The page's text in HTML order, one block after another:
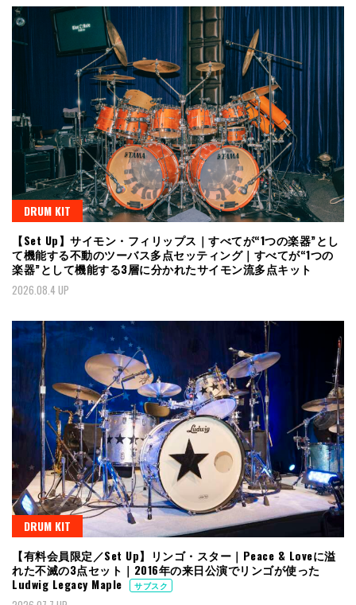
DRUM KIT
【Set Up】サイモン・フィリップス｜すべてが“1つの楽器”とし
て機能する不動のツーバス多点セッティング｜すべてが“1つの
楽器”として機能する3層に分かれたサイモン流多点キット
2026.08.4 UP
DRUM KIT
【有料会員限定／Set Up】リンゴ・スター｜Peace & Loveに溢
れた不滅の3点セット｜2016年の来日公演でリンゴが使った
Ludwig Legacy Maple
サブスク